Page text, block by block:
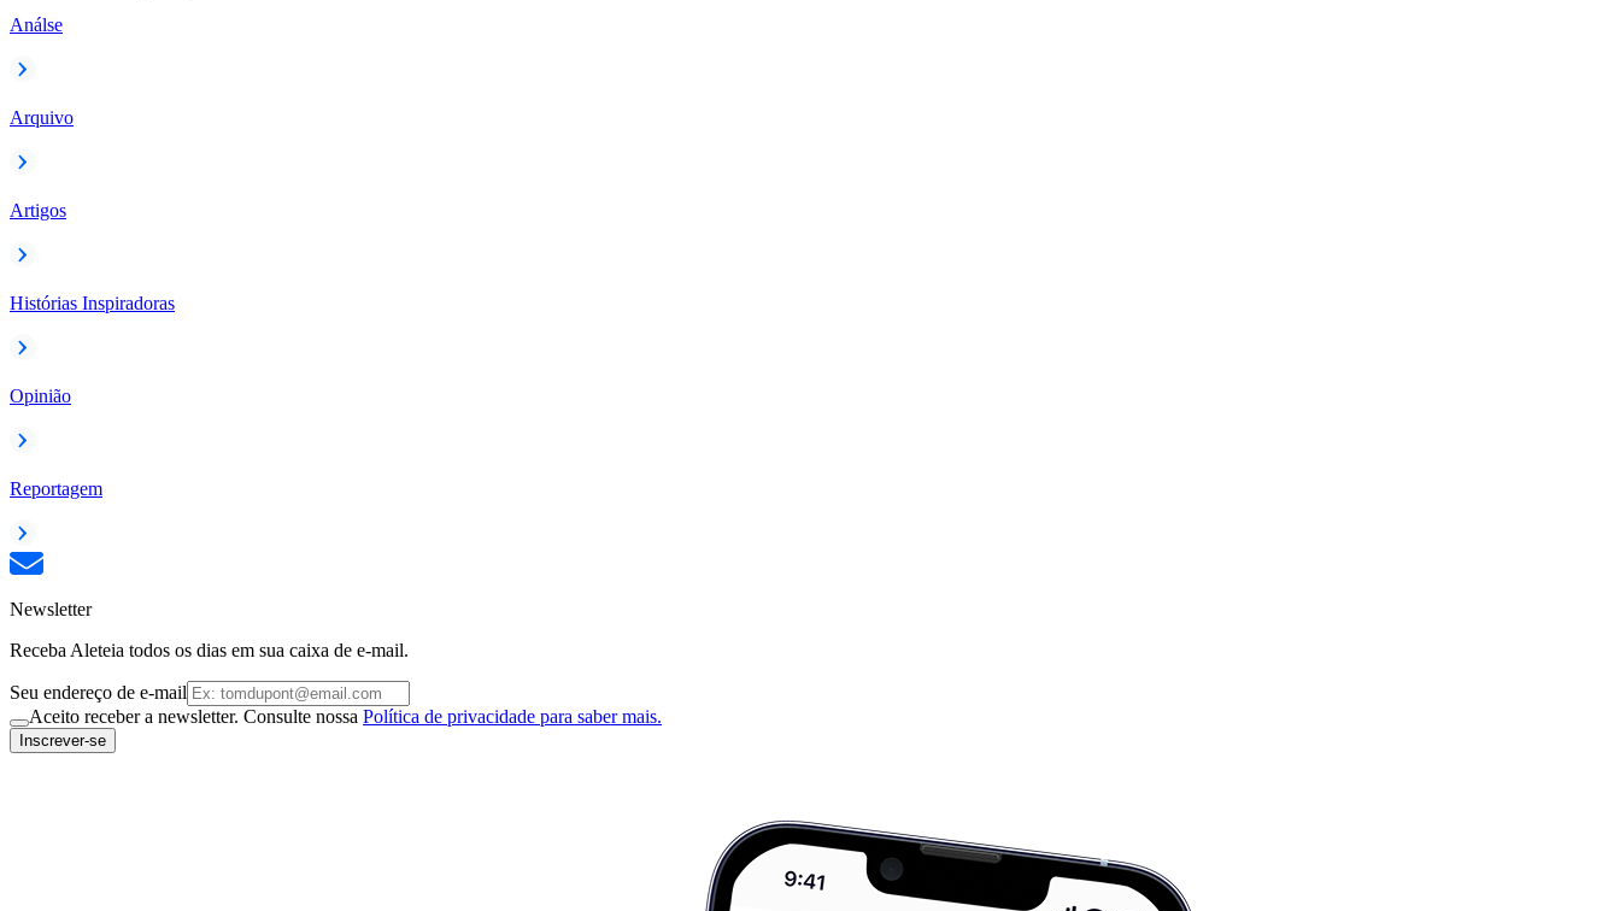
Análse
Arquivo
Artigos
Histórias Inspiradoras
Opinião
Reportagem
Newsletter
Receba Aleteia todos os dias em sua caixa de e-mail.
Seu endereço de e-mail
Aceito receber a newsletter. Consulte nossa Política de privacidade para saber mais.
Inscrever-se